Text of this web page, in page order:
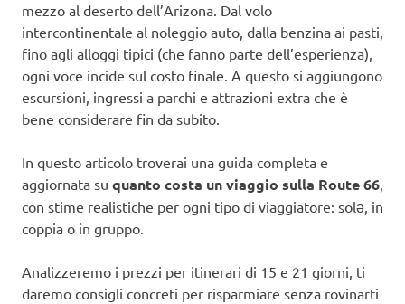
mezzo al deserto dell’Arizona. Dal volo
intercontinentale al noleggio auto, dalla benzina ai pasti,
fino agli alloggi tipici (che fanno parte dell’esperienza),
ogni voce incide sul costo finale. A questo si aggiungono
escursioni, ingressi a parchi e attrazioni extra che è
bene considerare fin da subito.
In questo articolo troverai una guida completa e
aggiornata su quanto costa un viaggio sulla Route 66,
con stime realistiche per ogni tipo di viaggiatore: solə, in
coppia o in gruppo.
Analizzeremo i prezzi per itinerari di 15 e 21 giorni, ti
daremo consigli concreti per risparmiare senza rovinarti